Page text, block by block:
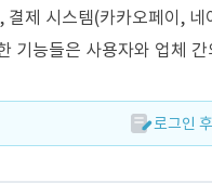
결제 시스템(카카오페이,
기능들은 사용자와 업체
로그인